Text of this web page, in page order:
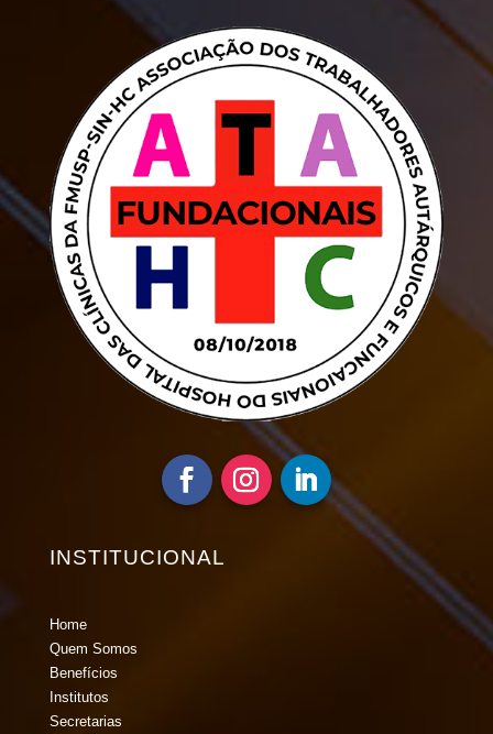
INSTITUCIONAL
Home
Quem Somos
Benefícios
Institutos
Secretarias